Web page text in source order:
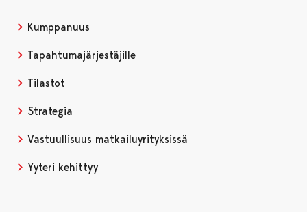
Kumppanuus
Tapahtumajärjestäjille
Tilastot
Strategia
Vastuullisuus matkailuyrityksissä
Yyteri kehittyy